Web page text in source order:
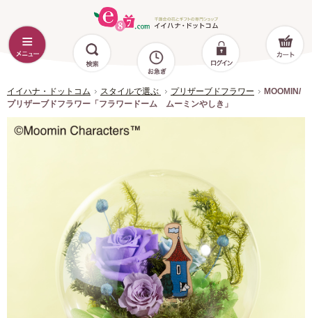
イイハナ・ドットコム スタイルで選ぶ プリザーブドフラワー
MOOMIN/
プリザーブドフラワー「フラワードーム ムーミンやしき」